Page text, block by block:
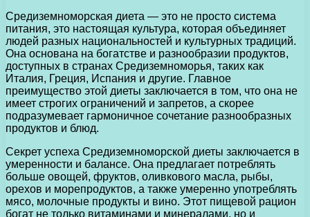
Средиземноморская диета — это не просто система
питания, это настоящая культура, которая объединяет
людей разных национальностей и культурных традиций.
Она основана на богатстве и разнообразии продуктов,
доступных в странах Средиземноморья, таких как
Италия, Греция, Испания и другие. Главное
преимущество этой диеты заключается в том, что она не
имеет строгих ограничений и запретов, а скорее
подразумевает гармоничное сочетание разнообразных
продуктов и блюд.
Секрет успеха Средиземноморской диеты заключается в
умеренности и балансе. Она предлагает потреблять
больше овощей, фруктов, оливкового масла, рыбы,
орехов и морепродуктов, а также умеренно употреблять
мясо, молочные продукты и вино. Этот пищевой рацион
богат не только витаминами и минералами, но и